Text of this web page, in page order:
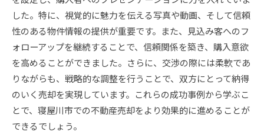
した。特に、視覚的に魅力を伝える写真や動画、そして信頼
性のある物件情報の提供が重要です。また、見込み客へのフ
ォローアップを継続することで、信頼関係を築き、購入意欲
を高めることができました。さらに、交渉の際には柔軟であ
りながらも、戦略的な調整を行うことで、双方にとって納得
のいく売却を実現しています。これらの成功事例から学ぶこ
とで、寝屋川市での不動産売却をより効果的に進めることが
できるでしょう。